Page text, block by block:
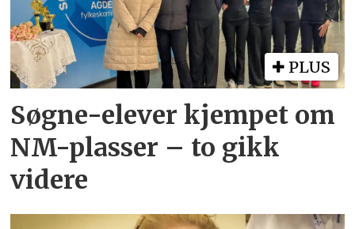
PLUS
Søgne-elever kjempet om
NM-plasser – to gikk
videre